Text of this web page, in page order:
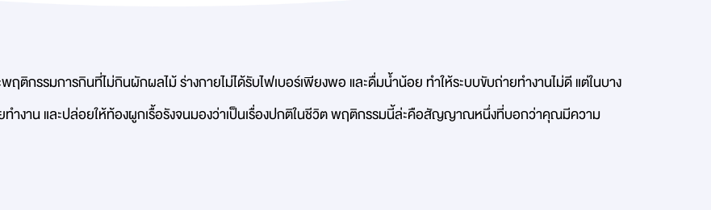
ติกรรมการกินที่ไม่กินผักผลไม้ ร่างกายไม่ได้รับไฟเบอร์เพียงพอ และดื่มน้ำน้อย ทำให้ระบบขับถ่ายทำงานไม่ดี แต่ในบาง
ทำงาน และปล่อยให้ท้องผูกเรื้อรังจนมองว่าเป็นเรื่องปกติในชีวิต พฤติกรรมนี้ล่ะคือสัญญาณหนึ่งที่บอกว่าคุณมีความ